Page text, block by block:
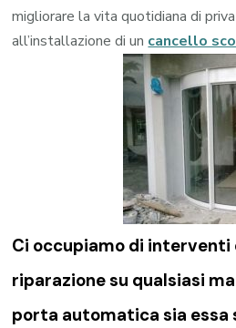
migliorare la vita quotidiana di
all’installazione di un cancello
Ci occupiamo di interventi
riparazione su qualsiasi
porta automatica sia essa